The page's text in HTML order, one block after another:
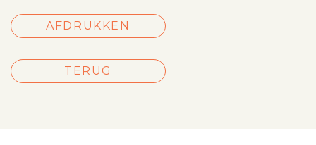
AFDRUKKEN
TERUG